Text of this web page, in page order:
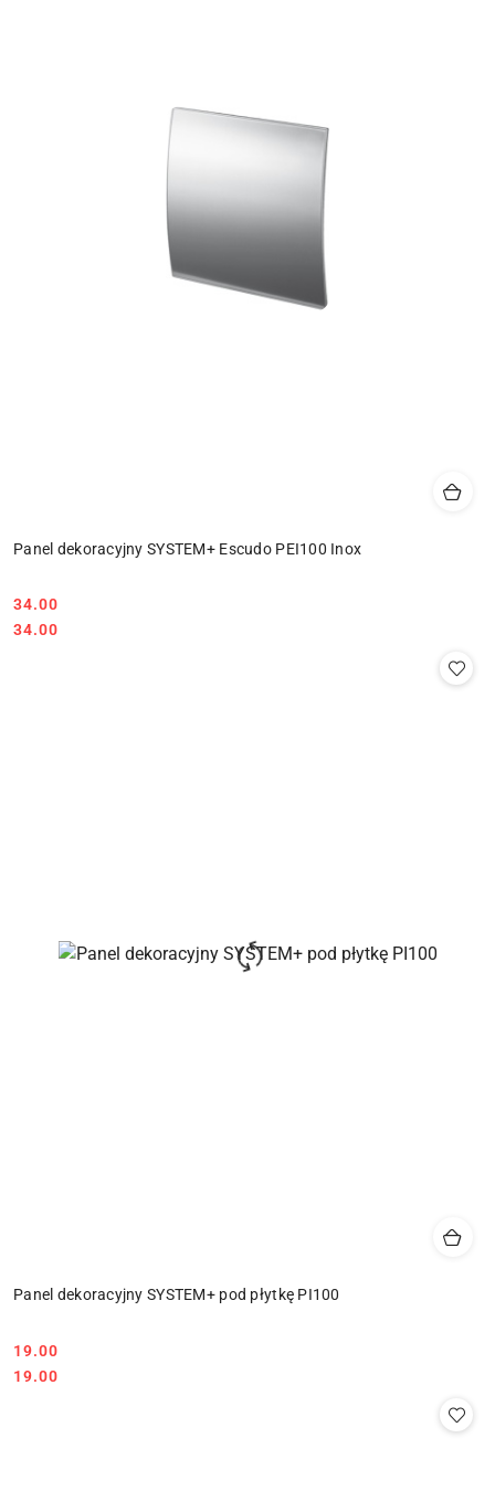
Panel dekoracyjny SYSTEM+ Escudo PEI100 Inox
Cena:
34.00
Cena:
34.00
Panel dekoracyjny SYSTEM+ pod płytkę PI100
Cena:
19.00
Cena:
19.00